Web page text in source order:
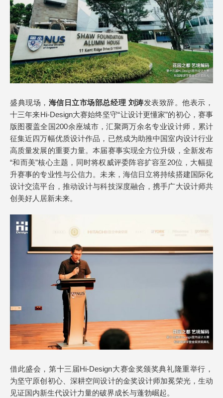
盛典现场， 海信日立市场部总经理 刘涛发表致辞。他表示，
十三年来Hi-Design大赛始终坚守“让设计更懂家”的初心，赛事
版图覆盖全国200余座城市，汇聚两万余名专业设计师，累计
征集近四万幅优质设计作品，已然成为助推中国室内设计行业
高质量发展的重要力量。本届赛事实现全方位升级，全新发布
“和而美”核心主题，同时将权威评委阵容扩容至20位，大幅提
升赛事的专业性与公信力。未来，海信日立将持续搭建国际化
设计交流平台，推动设计与科技深度融合，携手广大设计师共
创美好人居新未来。
借此盛会，第十三届Hi-Design大赛金奖颁奖典礼隆重举行，
为坚守原创初心、深耕空间设计的金奖设计师加冕荣光，生动
见证国内新生代设计力量的破界成长与蓬勃崛起。